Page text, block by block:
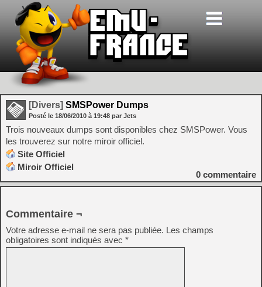
[Divers] SMSPower Dumps
Posté le 18/06/2010 à 19:48 par Jets
Trois nouveaux dumps sont disponibles chez SMSPower. Vous
les trouverez sur notre miroir officiel.
Site Officiel
Miroir Officiel
0 commentaire
Commentaire ¬
Votre adresse e-mail ne sera pas publiée. Les champs
obligatoires sont indiqués avec *